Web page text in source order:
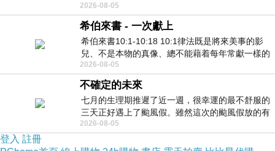
字像一顆冰冷的鐵釘，硬生生刺進螢
2026-08-05
希伯來書 - 一次獻上
希伯來書10:1-10:18 10:1律法既是將來美事的影
兒、不是本物的真像、總不能藉着每年常獻一樣的
祭物、叫那近前來的人得以完全。 10
2026-08-05
不確定的未來
七月的生理期推遲了近一週，很幸運的最不舒服的
三天正好遇上了颱風假。雖然這次的颱風假放的有
點虛，因為風雨不大，但這也是最想要的
2026-08-05
登入 註冊